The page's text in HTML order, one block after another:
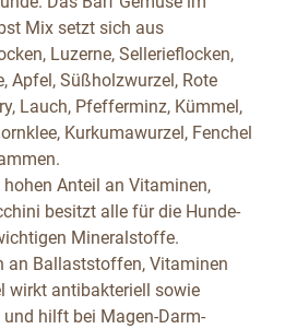
Mix setzt sich aus
Luzerne, Sellerieflocken,
Apfel, Süßholzwurzel, Rote
Lauch, Pfefferminz, Kümmel,
Kurkumawurzel, Fenchel
Anteil an Vitaminen,
besitzt alle für die Hunde-
Mineralstoffe.
an Ballaststoffen, Vitaminen
wirkt antibakteriell sowie
hilft bei Magen-Darm-